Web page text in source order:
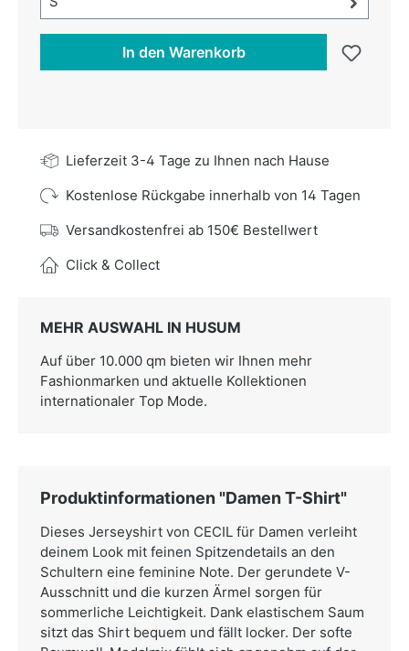
In den Warenkorb
Lieferzeit 3-4 Tage zu Ihnen nach Hause
Kostenlose Rückgabe innerhalb von 14 Tagen
Versandkostenfrei ab 150€ Bestellwert
Click & Collect
MEHR AUSWAHL IN HUSUM
Auf über 10.000 qm bieten wir Ihnen mehr
Fashionmarken und aktuelle Kollektionen
internationaler Top Mode.
Produktinformationen "Damen T-Shirt"
Dieses Jerseyshirt von CECIL für Damen verleiht
deinem Look mit feinen Spitzendetails an den
Schultern eine feminine Note. Der gerundete V-
Ausschnitt und die kurzen Ärmel sorgen für
sommerliche Leichtigkeit. Dank elastischem Saum
sitzt das Shirt bequem und fällt locker. Der softe